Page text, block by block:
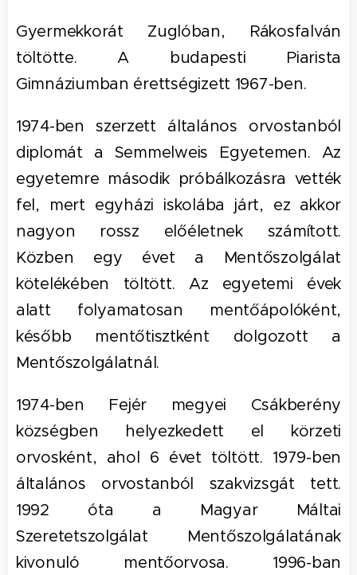
Gyermekkorát Zuglóban, Rákosfalván
töltötte. A budapesti Piarista
Gimnáziumban érettségizett 1967-ben.
1974-ben szerzett általános orvostanból
diplomát a Semmelweis Egyetemen. Az
egyetemre második próbálkozásra vették
fel, mert egyházi iskolába járt, ez akkor
nagyon rossz előéletnek számított.
Közben egy évet a Mentőszolgálat
kötelékében töltött. Az egyetemi évek
alatt folyamatosan mentőápolóként,
később mentőtisztként dolgozott a
Mentőszolgálatnál.
1974-ben Fejér megyei Csákberény
községben helyezkedett el körzeti
orvosként, ahol 6 évet töltött. 1979-ben
általános orvostanból szakvizsgát tett.
1992 óta a Magyar Máltai
Szeretetszolgálat Mentőszolgálatának
kivonuló mentőorvosa. 1996-ban